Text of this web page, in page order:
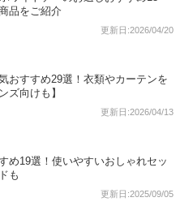
品をご紹介
更新日:2026/04/20
おすすめ29選！衣類やカーテンを
ズ向けも】
更新日:2026/04/13
め19選！使いやすいおしゃれセッ
も
更新日:2025/09/05